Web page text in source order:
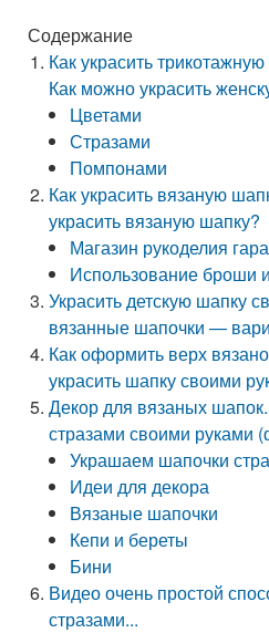
Содержание
Как украсить
Как можно украсить
Цветами
Стразами
Помпонами
Как украсить вязаную
украсить вязаную шапку?
Магазин рукоделия
Использование броши
Украсить детскую шапку
вязанные шапочки —
Как оформить верх
украсить шапку своими
Декор для вязаных
стразами своими руками
Украшаем шапочки
Идеи для декора
Вязаные шапочки
Кепи и береты
Бини
Видео очень простой
стразами...